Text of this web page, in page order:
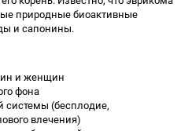
природные биоактивные
и сапонины.
и женщин
фона
системы (бесплодие,
влечения)